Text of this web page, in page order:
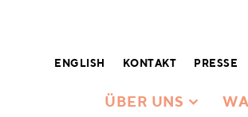
ENGLISH KONTAKT PRESSE
ÜBER UNS